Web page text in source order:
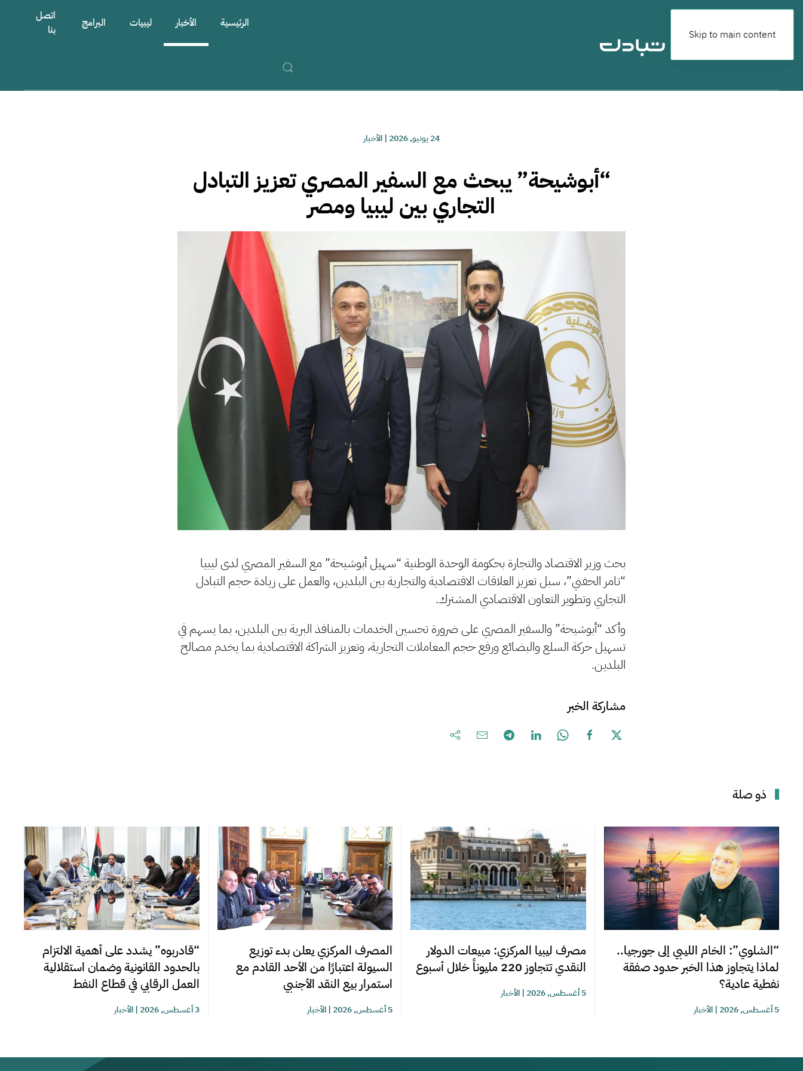
Skip to main content
الرئيسية الأخبار ليبيات البرامج
اتصل
بنا
24 يونيو, 2026 |الأخبار
“أبوشيحة” يبحث مع السفير المصري تعزيز التبادل
التجاري بين ليبيا ومصر
بحث وزير الاقتصاد والتجارة بحكومة الوحدة الوطنية “سهيل أبوشيحة” مع السفير المصري لدى ليبيا
“تامر الحفني”، سبل تعزيز العلاقات الاقتصادية والتجارية بين البلدين، والعمل على زيادة حجم التبادل
التجاري وتطوير التعاون الاقتصادي المشترك.
وأكد “أبوشيحة” والسفير المصري على ضرورة تحسين الخدمات بالمنافذ البرية بين البلدين، بما يسهم في
تسهيل حركة السلع والبضائع ورفع حجم المعاملات التجارية، وتعزيز الشراكة الاقتصادية بما يخدم مصالح
البلدين.
مشاركة الخبر
ذو صلة
“الشلوي”: الخام الليبي إلى جورجيا..
لماذا يتجاوز هذا الخبر حدود صفقة
نفطية عادية؟
5 أغسطس, 2026 |الأخبار
مصرف ليبيا المركزي: مبيعات الدولار
النقدي تتجاوز 220 مليوناً خلال أسبوع
5 أغسطس, 2026 |الأخبار
المصرف المركزي يعلن بدء توزيع
السيولة اعتبارًا من الأحد القادم مع
استمرار بيع النقد الأجنبي
5 أغسطس, 2026 |الأخبار
“قادربوه” يشدد على أهمية الالتزام
بالحدود القانونية وضمان استقلالية
العمل الرقابي في قطاع النفط
3 أغسطس, 2026 |الأخبار